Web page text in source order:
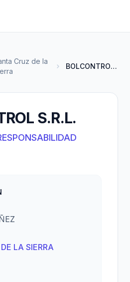
Cruz de la
BOLCONTROL S.R.L.
S.R.L.
LA SIERRA